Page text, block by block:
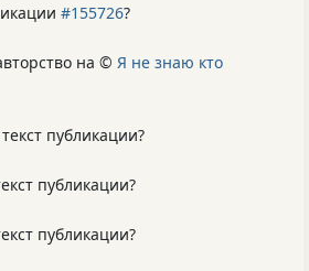
#155726?
на © Я не знаю кто
публикации?
публикации?
публикации?